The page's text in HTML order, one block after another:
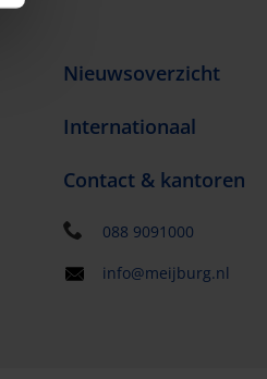
Nieuwsoverzicht
Internationaal
Contact & kantoren
088 9091000
info@meijburg.nl